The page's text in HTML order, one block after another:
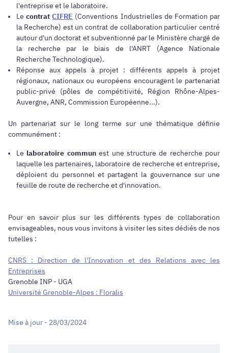
l'entreprise et le laboratoire.
LecontratCIFRE (Conventions Industrielles de Formation par
la Recherche) est un contrat de collaboration particulier centré
autour d'un doctorat et subventionné par le Ministère chargé de
la recherche par le biais de l'ANRT (Agence Nationale
Recherche Technologique).
Réponse aux appels à projet : différents appels à projet
régionaux, nationaux ou européens encouragent le partenariat
public-privé (pôles de compétitivité, Région Rhône-Alpes-
Auvergne, ANR, Commission Européenne...).
Un partenariat sur le long terme sur une thématique définie
communément :
Le laboratoire communest une structure de recherche pour
laquelle les partenaires, laboratoire de recherche et entreprise,
déploient du personnel et partagent la gouvernance sur une
feuille de route de recherche et d'innovation.
Pour en savoir plus sur les différents types de collaboration
envisageables, nous vous invitons à visiter les sites dédiés de nos
tutelles :
CNRS : Direction de l'Innovation et des Relations avec les
Entreprises
Grenoble INP - UGA
Université Grenoble-Alpes : Floralis
Mise à jour - 28/03/2024